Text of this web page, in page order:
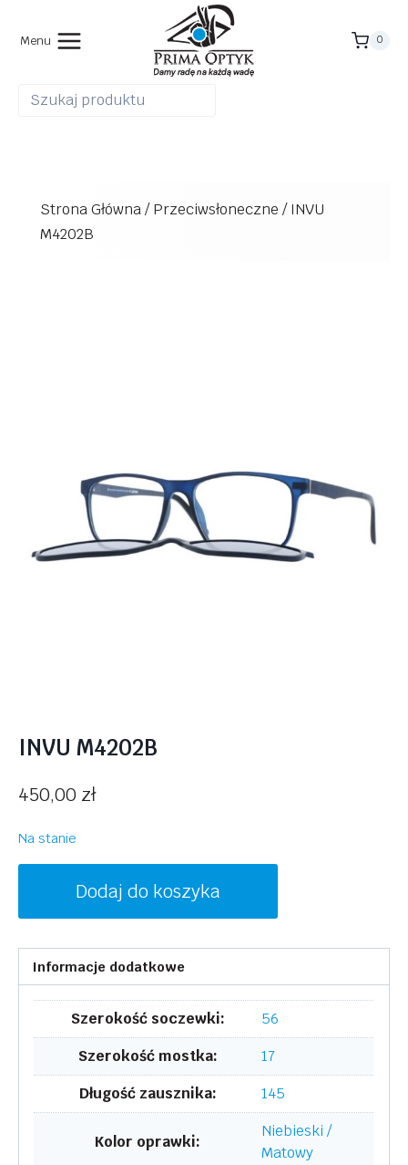
Menu 0
Strona Główna/Przeciwsłoneczne /INVU
M4202B
INVU M4202B
450,00 zł
Na stanie
M4202B
Dodaj do koszyka
Informacje dodatkowe
Szerokość soczewki:
56
Szerokość mostka:
17
Długość zausznika:
145
Kolor oprawki:
Niebieski /
Matowy